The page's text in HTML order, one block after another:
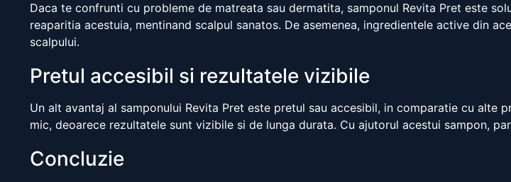
Daca te confrunti cu probleme de matreata sau dermatita, samponul Revita Pret este
reaparitia acestuia, mentinand scalpul sanatos. De asemenea, ingredientele active din
scalpului.
Pretul accesibil si rezultatele vizibile
Un alt avantaj al samponului Revita Pret este pretul sau accesibil, in comparatie cu
mic, deoarece rezultatele sunt vizibile si de lunga durata. Cu ajutorul acestui sampon,
Concluzie